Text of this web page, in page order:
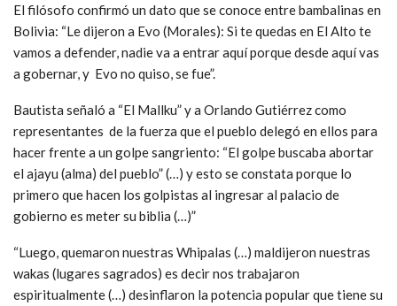
El filósofo confirmó un dato que se conoce entre bambalinas en
Bolivia: “Le dijeron a Evo (Morales): Si te quedas en El Alto te
vamos a defender, nadie va a entrar aquí porque desde aquí vas
a gobernar, y Evo no quiso, se fue”.
Bautista señaló a “El Mallku” y a Orlando Gutiérrez como
representantes de la fuerza que el pueblo delegó en ellos para
hacer frente a un golpe sangriento: “El golpe buscaba abortar
el ajayu (alma) del pueblo” (…) y esto se constata porque lo
primero que hacen los golpistas al ingresar al palacio de
gobierno es meter su biblia (…)”
“Luego, quemaron nuestras Whipalas (…) maldijeron nuestras
wakas (lugares sagrados) es decir nos trabajaron
espiritualmente (…) desinflaron la potencia popular que tiene su